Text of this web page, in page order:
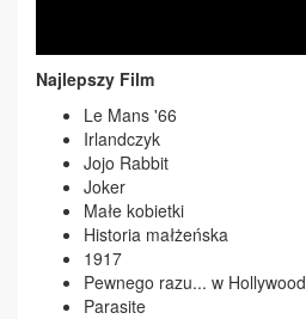
Najlepszy Film
Le Mans '66
Irlandczyk
Jojo Rabbit
Joker
Małe kobietki
Historia małżeńska
1917
Pewnego razu... w Hollywood
Parasite